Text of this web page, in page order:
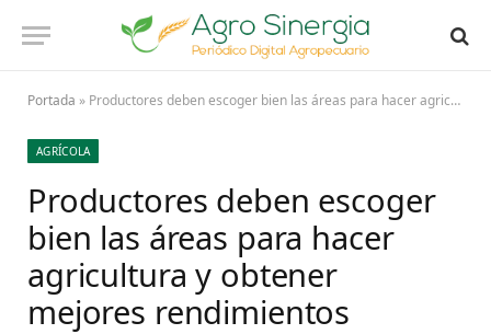
Portada » Productores deben escoger bien las áreas para hacer agricultura y obtener mejores rendimientos
AGRÍCOLA
Productores deben escoger
bien las áreas para hacer
agricultura y obtener
mejores rendimientos